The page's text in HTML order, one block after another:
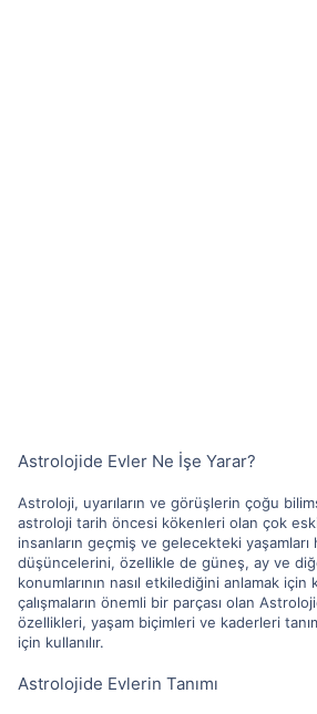
Astrolojide Evler Ne İşe Yarar?
Astroloji, uyarıların ve görüşlerin çoğu
astroloji tarih öncesi kökenleri olan çok
insanların geçmiş ve gelecekteki yaşamları
düşüncelerini, özellikle de güneş, ay ve
konumlarının nasıl etkilediğini anlamak için
çalışmaların önemli bir parçası olan
özellikleri, yaşam biçimleri ve kaderleri
için kullanılır.
Astrolojide Evlerin Tanımı